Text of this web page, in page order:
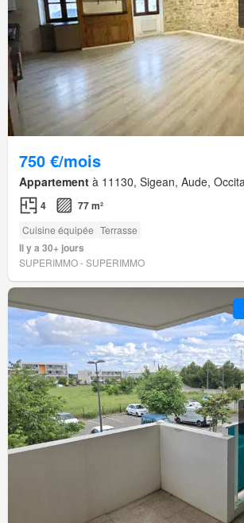
750 €/mois
Appartement à 11130, Sigean, Aude,
4 77 m²
Cuisine équipée Terrasse
Il y a 30+ jours
SUPERIMMO - SUPERIMMO